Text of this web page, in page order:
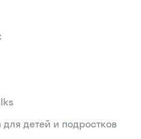
детей и подростков